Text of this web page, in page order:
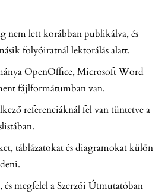
nem lett korábban publikálva, és
folyóiratnál lektorálás alatt.
OpenOffice, Microsoft Word
fájlformátumban van.
referenciáknál fel van tüntetve a
táblázatokat és diagramokat külön
és megfelel a Szerzői Útmutatóban